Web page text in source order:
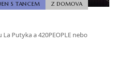
S TANCEM Z DOMOVA
Putyka a 420PEOPLE nebo